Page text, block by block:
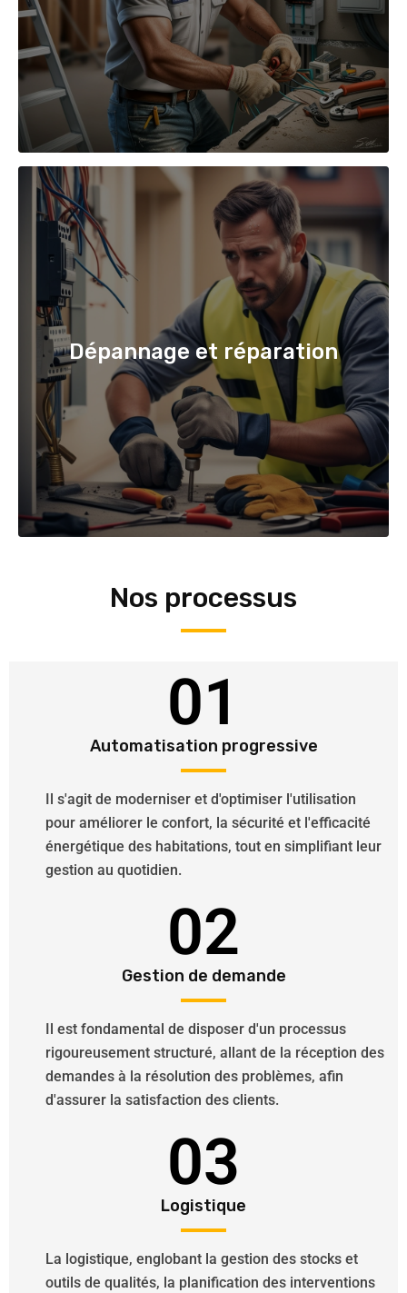
Dépannage et réparation
Nos processus
01
Automatisation progressive
Il s'agit de moderniser et d'optimiser l'utilisation
pour améliorer le confort, la sécurité et l'efficacité
énergétique des habitations, tout en simplifiant leur
gestion au quotidien.
02
Gestion de demande
Il est fondamental de disposer d'un processus
rigoureusement structuré, allant de la réception des
demandes à la résolution des problèmes, afin
d'assurer la satisfaction des clients.
03
Logistique
La logistique, englobant la gestion des stocks et
outils de qualités, la planification des interventions